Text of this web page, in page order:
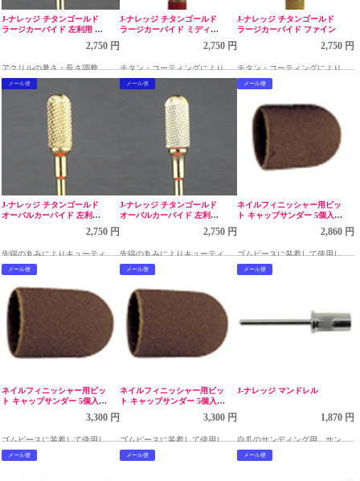
J-ナレッジ チタンゴールド
ラージカーバイド 左利用 フ
2,750 円
アクリルの暑さ・長さ調整、ジ
ェルネイルのオフ、表面ならし
J-ナレッジ チタンゴールド
ラージカーバイド ミディア
2,750 円
チタン・コーティングにより切
れ味が長持ちします。
J-ナレッジ チタンゴールド
ラージカーバイド ファイン
2,750 円
チタン・コーティングにより切
れ味が長持ちします。
メール便
J-ナレッジ チタンゴールド
オーバルカーバイド 左利用
2,750 円
先端の丸みによりキューティク
ル周りも安心して使用できま
メール便
J-ナレッジ チタンゴールド
オーバルカーバイド 左利用
2,750 円
先端の丸みによりキューティク
ル周りも安心して使用できま
メール便
ネイルフィニッシャー用ビッ
ト キャップサンダー 5個入
2,860 円
ゴムピースに装着して使用しま
す。
メール便
ネイルフィニッシャー用ビッ
ト キャップサンダー 5個入
3,300 円
ゴムピースに装着して使用しま
す。
メール便
ネイルフィニッシャー用ビッ
ト キャップサンダー 5個入
3,300 円
ゴムピースに装着して使用しま
す。
メール便
J-ナレッジ マンドレル
1,870 円
自爪のサンディング用。サンデ
ィングバンドをかぶせて下の写
メール便 メール便 メール便